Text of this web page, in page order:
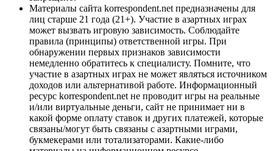
Материалы сайта korrespondent.net предназначены для
лиц старше 21 года (21+). Участие в азартных играх
может вызвать игровую зависимость. Соблюдайте
правила (принципы) ответственной игры. При
обнаружении первых признаков зависимости
немедленно обратитесь к специалисту. Помните, что
участие в азартных играх не может являться источником
доходов или альтернативой работе. Информационный
ресурс korrespondent.net не проводит игры на реальные
и/или виртуальные деньги, сайт не принимает ни в
какой форме оплату ставок и других платежей, которые
связаны/могут быть связаны с азартными играми,
букмекерами или тотализаторами. Какие-либо